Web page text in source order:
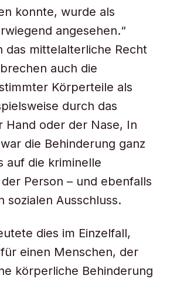
konnte, wurde als
angesehen.“
das mittelalterliche Recht
auch die
Körperteile als
durch das
Hand oder der Nase, In
die Behinderung ganz
auf die kriminelle
Person – und ebenfalls
sozialen Ausschluss.
dies im Einzelfall,
einen Menschen, der
körperliche Behinderung